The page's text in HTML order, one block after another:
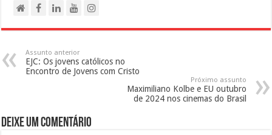
Assunto anterior
EJC: Os jovens católicos no
Encontro de Jovens com Cristo
Próximo assunto
Maximiliano Kolbe e EU outubro
de 2024 nos cinemas do Brasil
Deixe um comentário